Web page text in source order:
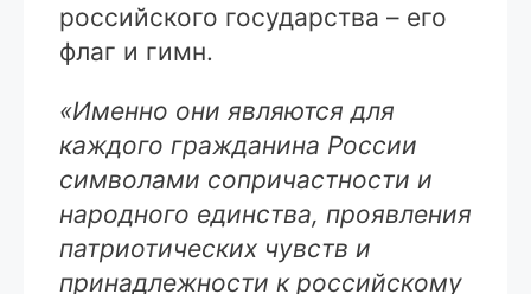
российского государства – его
флаг и гимн.
«Именно они являются для
каждого гражданина России
символами сопричастности и
народного единства, проявления
патриотических чувств и
принадлежности к российскому